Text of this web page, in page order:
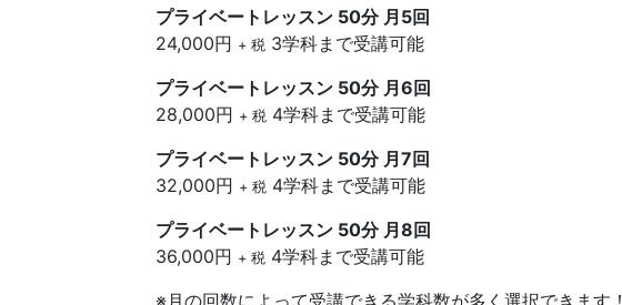
プライベートレッスン 50分 月5回
24,000円 + 税 3学科まで受講可能
プライベートレッスン 50分 月6回
28,000円 + 税 4学科まで受講可能
プライベートレッスン 50分 月7回
32,000円 + 税 4学科まで受講可能
プライベートレッスン 50分 月8回
36,000円 + 税 4学科まで受講可能
※月の回数によって受講できる学科数が多く選択できます！